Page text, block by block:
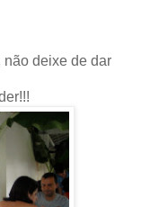
não deixe de dar